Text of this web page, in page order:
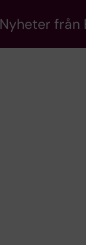
Nyheter från